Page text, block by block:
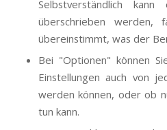
Selbstverständlich
überschrieben
übereinstimmt, was der
Bei "Optionen" können
Einstellungen auch von
werden können, oder ob
tun kann.